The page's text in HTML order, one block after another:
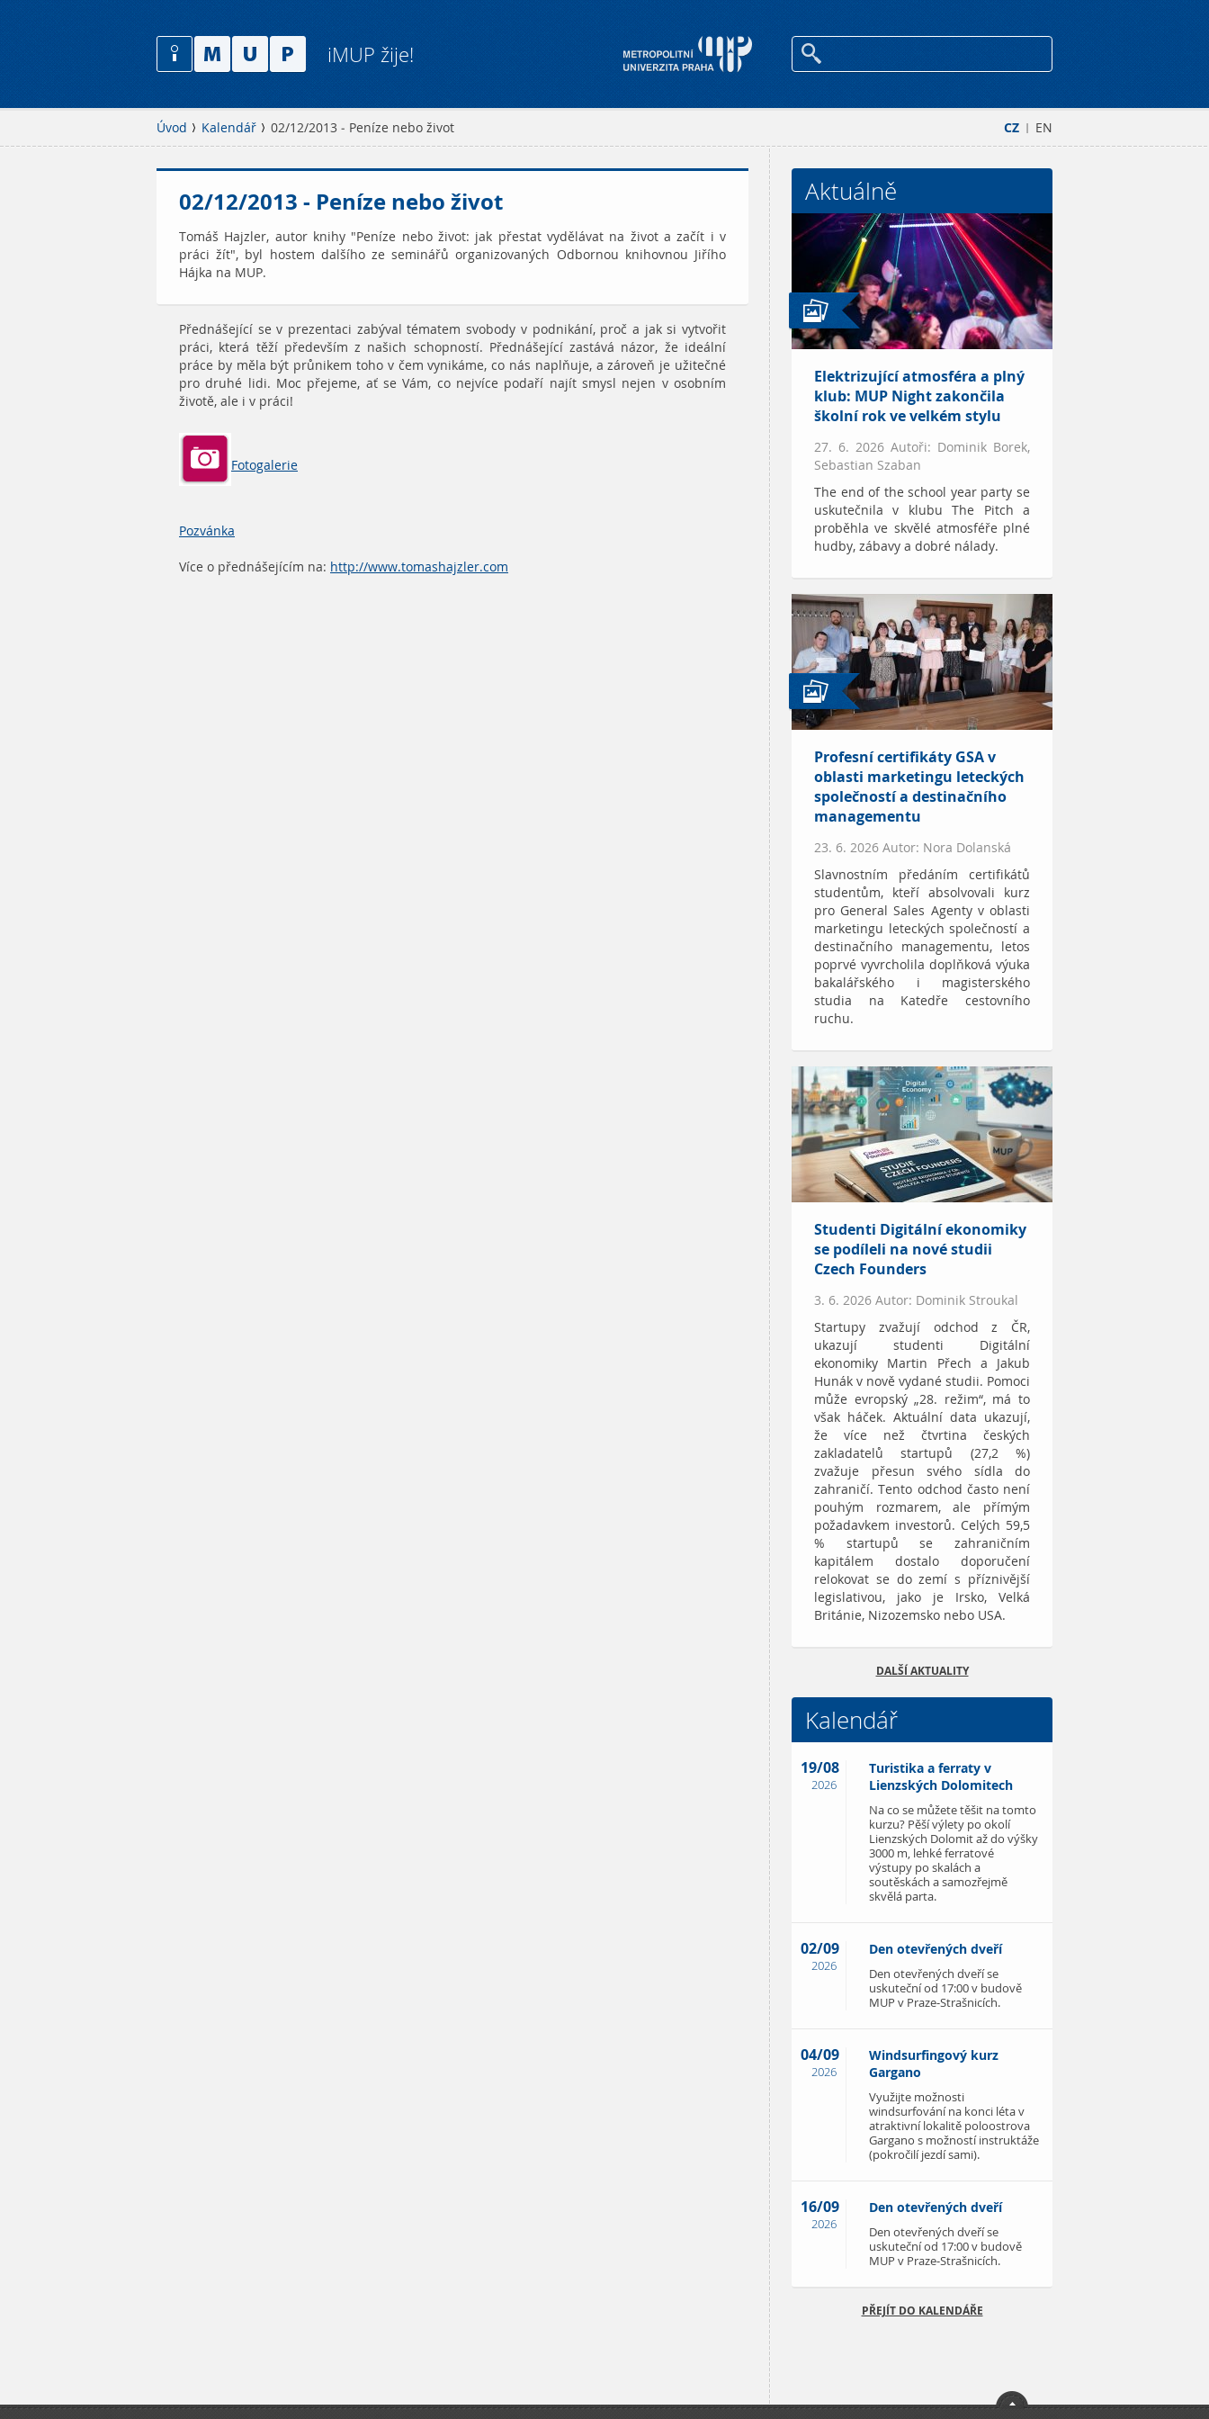
iMUP žije!
CZ | EN
Úvod Kalendář 02/12/2013 - Peníze nebo život
02/12/2013 - Peníze nebo život
Tomáš Hajzler, autor knihy "Peníze nebo život: jak přestat vydělávat na život a začít i v
práci žít", byl hostem dalšího ze seminářů organizovaných Odbornou knihovnou Jiřího
Hájka na MUP.
Přednášející se v prezentaci zabýval tématem svobody v podnikání, proč a jak si vytvořit
práci, která těží především z našich schopností. Přednášející zastává názor, že ideální
práce by měla být průnikem toho v čem vynikáme, co nás naplňuje, a zároveň je užitečné
pro druhé lidi. Moc přejeme, ať se Vám, co nejvíce podaří najít smysl nejen v osobním
životě, ale i v práci!
Fotogalerie
Pozvánka
Více o přednášejícím na: http://www.tomashajzler.com
Aktuálně
Elektrizující atmosféra a plný
klub: MUP Night zakončila
školní rok ve velkém stylu
27. 6. 2026 Autoři: Dominik Borek,
Sebastian Szaban
The end of the school year party se
uskutečnila v klubu The Pitch a
proběhla ve skvělé atmosféře plné
hudby, zábavy a dobré nálady.
Profesní certifikáty GSA v
oblasti marketingu leteckých
společností a destinačního
managementu
23. 6. 2026 Autor: Nora Dolanská
Slavnostním předáním certifikátů
studentům, kteří absolvovali kurz
pro General Sales Agenty v oblasti
marketingu leteckých společností a
destinačního managementu, letos
poprvé vyvrcholila doplňková výuka
bakalářského i magisterského
studia na Katedře cestovního
ruchu.
Studenti Digitální ekonomiky
se podíleli na nové studii
Czech Founders
3. 6. 2026 Autor: Dominik Stroukal
Startupy zvažují odchod z ČR,
ukazují studenti Digitální
ekonomiky Martin Přech a Jakub
Hunák v nově vydané studii. Pomoci
může evropský „28. režim“, má to
však háček. Aktuální data ukazují,
že více než čtvrtina českých
zakladatelů startupů (27,2 %)
zvažuje přesun svého sídla do
zahraničí. Tento odchod často není
pouhým rozmarem, ale přímým
požadavkem investorů. Celých 59,5
% startupů se zahraničním
kapitálem dostalo doporučení
relokovat se do zemí s příznivější
legislativou, jako je Irsko, Velká
Británie, Nizozemsko nebo USA.
DALŠÍ AKTUALITY
Kalendář
19/08
2026
Turistika a ferraty v
Lienzských Dolomitech
Na co se můžete těšit na tomto
kurzu? Pěší výlety po okolí
Lienzských Dolomit až do výšky
3000 m, lehké ferratové
výstupy po skalách a
soutěskách a samozřejmě
skvělá parta.
02/09
2026
Den otevřených dveří
Den otevřených dveří se
uskuteční od 17:00 v budově
MUP v Praze-Strašnicích.
04/09
2026
Windsurfingový kurz
Gargano
Využijte možnosti
windsurfování na konci léta v
atraktivní lokalitě poloostrova
Gargano s možností instruktáže
(pokročilí jezdí sami).
16/09
2026
Den otevřených dveří
Den otevřených dveří se
uskuteční od 17:00 v budově
MUP v Praze-Strašnicích.
PŘEJÍT DO KALENDÁŘE